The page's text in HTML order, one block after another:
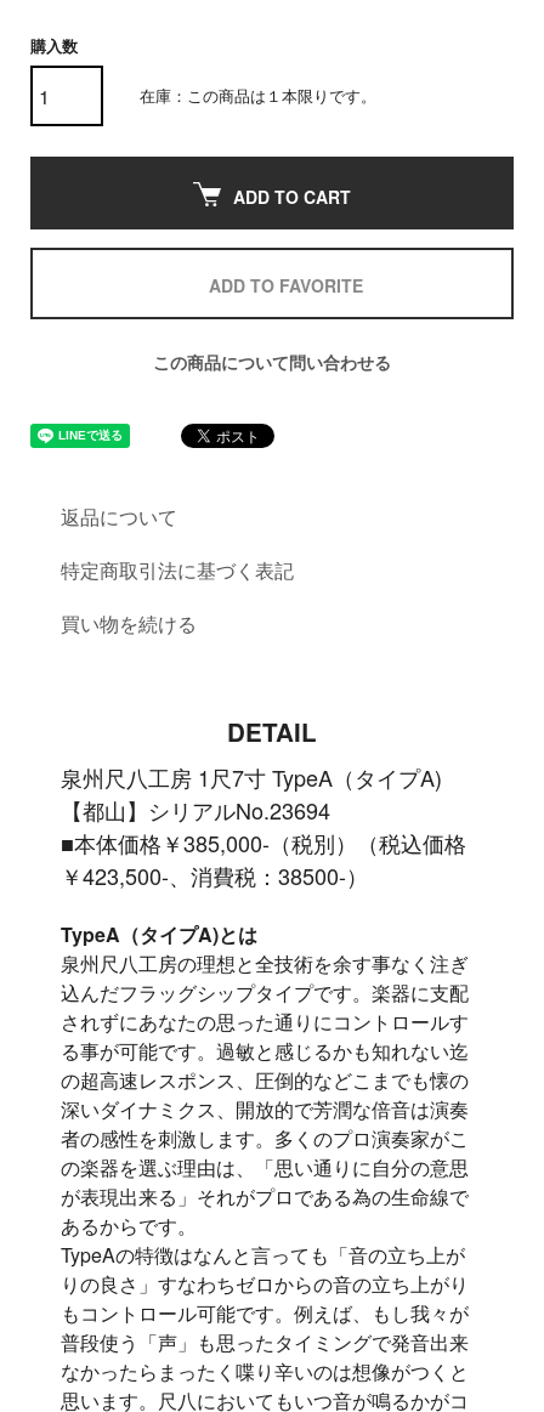
購入数
在庫：この商品は１本限りです。
ADD TO CART
ADD TO FAVORITE
この商品について問い合わせる
返品について
特定商取引法に基づく表記
買い物を続ける
DETAIL
泉州尺八工房 1尺7寸 TypeA（タイプA)
【都山】シリアルNo.23694
■本体価格￥385,000-（税別）（税込価格
￥423,500-、消費税：38500-）
TypeA（タイプA)とは
泉州尺八工房の理想と全技術を余す事なく注ぎ
込んだフラッグシップタイプです。楽器に支配
されずにあなたの思った通りにコントロールす
る事が可能です。過敏と感じるかも知れない迄
の超高速レスポンス、圧倒的などこまでも懐の
深いダイナミクス、開放的で芳潤な倍音は演奏
者の感性を刺激します。多くのプロ演奏家がこ
の楽器を選ぶ理由は、「思い通りに自分の意思
が表現出来る」それがプロである為の生命線で
あるからです。
TypeAの特徴はなんと言っても「音の立ち上が
りの良さ」すなわちゼロからの音の立ち上がり
もコントロール可能です。例えば、もし我々が
普段使う「声」も思ったタイミングで発音出来
なかったらまったく喋り辛いのは想像がつくと
思います。尺八においてもいつ音が鳴るかがコ